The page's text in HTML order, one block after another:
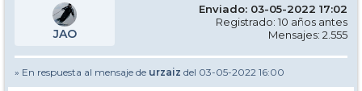
JAO
Enviado: 03-05-2022 17:02
Registrado: 10 años antes
Mensajes: 2.555
» En respuesta al mensaje de urzaiz del 03-05-2022 16:00